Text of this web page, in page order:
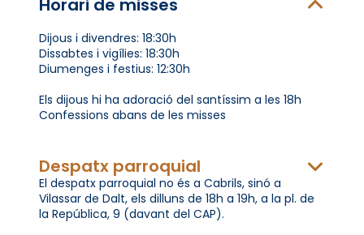
Horari de misses
Dijous i divendres: 18:30h
Dissabtes i vigílies: 18:30h
Diumenges i festius: 12:30h
Els dijous hi ha adoració del santíssim a les 18h
Confessions abans de les misses
Despatx parroquial
El despatx parroquial no és a Cabrils, sinó a
Vilassar de Dalt, els dilluns de 18h a 19h, a la pl. de
la República, 9 (davant del CAP).